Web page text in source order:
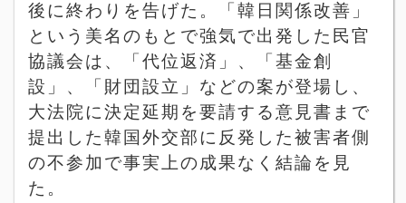
後に終わりを告げた。「韓日関係改善」
という美名のもとで強気で出発した民官
協議会は、「代位返済」、「基金創
設」、「財団設立」などの案が登場し、
大法院に決定延期を要請する意見書まで
提出した韓国外交部に反発した被害者側
の不参加で事実上の成果なく結論を見
た。